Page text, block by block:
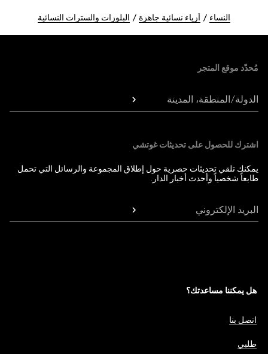
النساء أزياء نسائية جاهزة البلوزات والسترات النسائية
مُحدّد موقع المتجر
الدولة/المنطقة، المدينة
اشترك للحصول على تحديثات غوتشي
يمكنك تلقي تحديثات حصرية حول إطلاق المجموعة والرسائل التي تحمل
طابعاً شخصياً وأحدث أخبار الدار.
البريد الإلكتروني
هل يمكننا مساعدتك؟
اتصل بنا
طلبي